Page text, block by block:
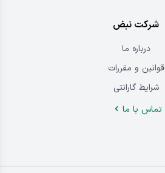
شرکت نبض
درباره‌ ما
قوانین و مقررات
شرایط گارانتی
تماس ‌با‌ ما